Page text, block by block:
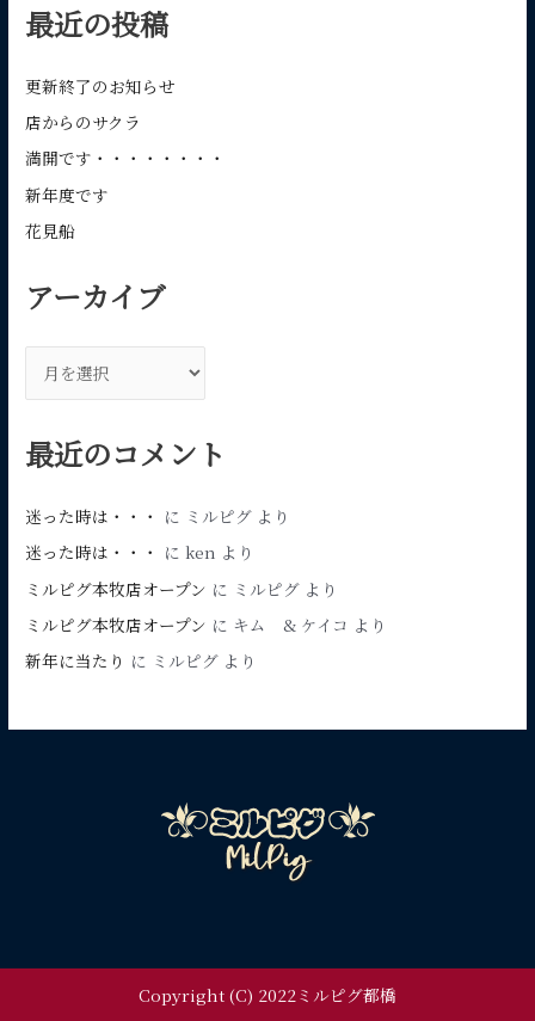
象
最近の投稿
更新終了のお知らせ
店からのサクラ
満開です・・・・・・・・
新年度です
花見船
アーカイブ
イ
最近のコメント
迷った時は・・・ に ミルピグ より
迷った時は・・・ にken より
ミルピグ本牧店オープン に ミルピグ より
ミルピグ本牧店オープン に キム & ケイコ より
新年に当たり に ミルピグ より
Copyright (C) 2022ミルピグ都橋